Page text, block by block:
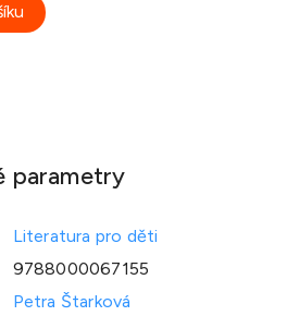
parametry
Literatura pro děti
9788000067155
Petra Štarková